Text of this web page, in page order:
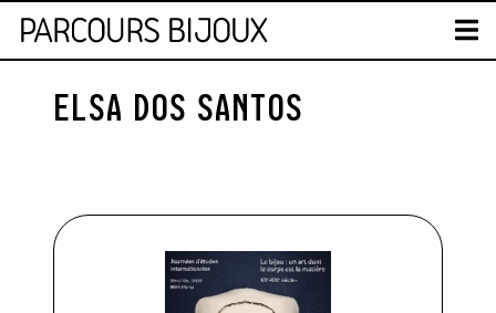
Skip to content
CARTEELSA DOS SANTOS